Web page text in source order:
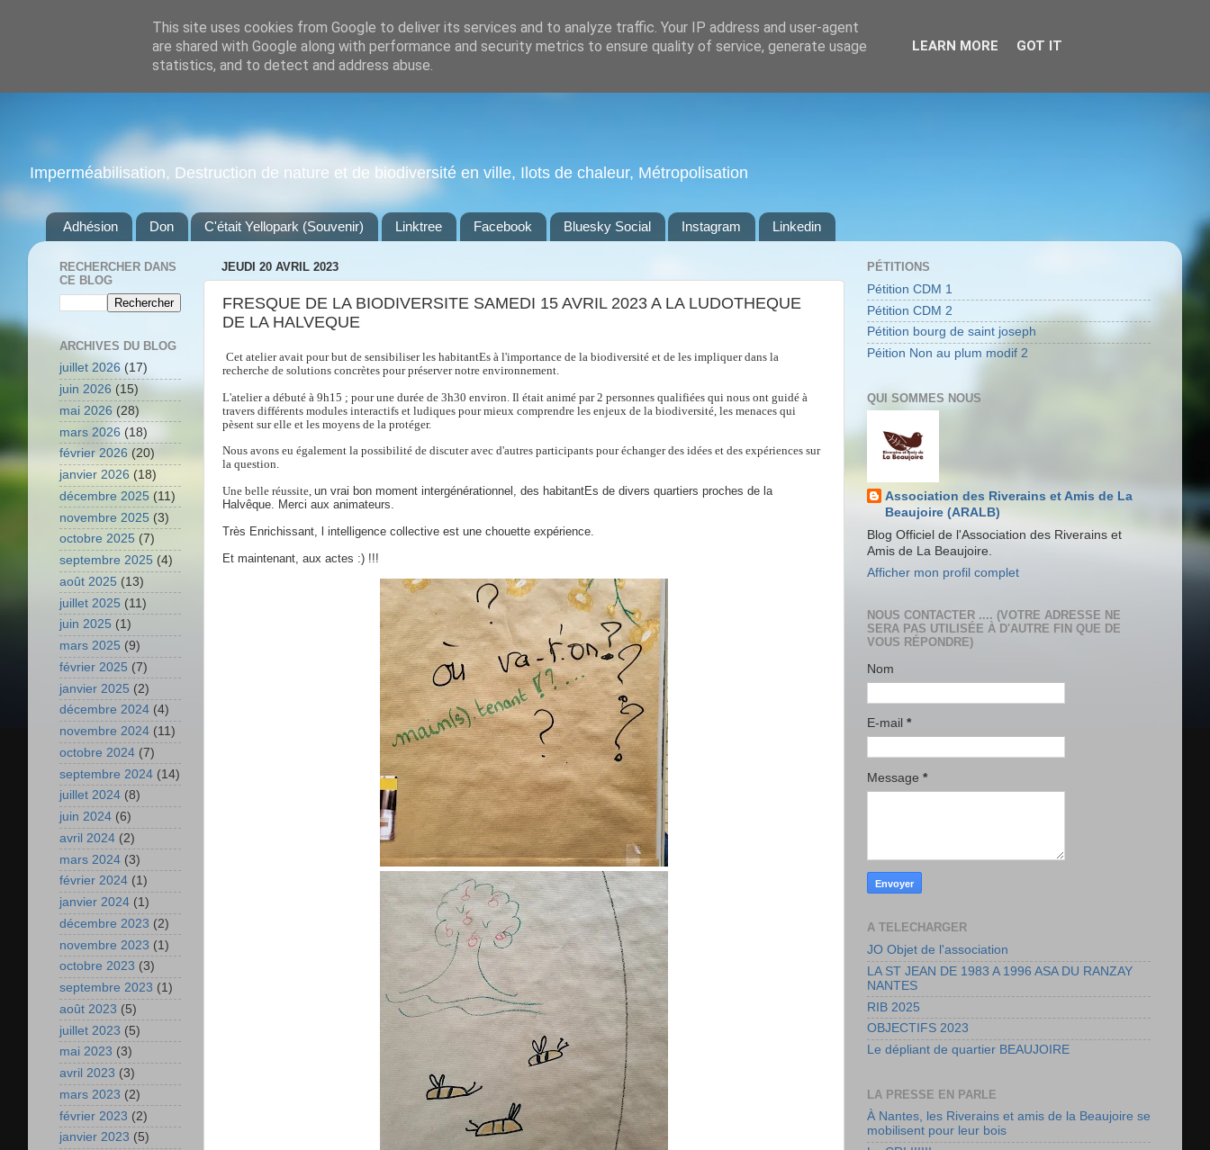
Imperméabilisation, Destruction de nature et de biodiversité en ville, Ilots de chaleur, Métropolisation
Adhésion Don C'était Yellopark (Souvenir) Linktree Facebook Bluesky Social Instagram Linkedin
JEUDI 20 AVRIL 2023
FRESQUE DE LA BIODIVERSITE SAMEDI 15 AVRIL 2023 A LA LUDOTHEQUE
DE LA HALVEQUE
Cet atelier avait pour but de sensibiliser les habitantEs à l'importance de la biodiversité et de les impliquer dans la
recherche de solutions concrètes pour préserver notre environnement.
L'atelier a débuté à 9h15 ; pour une durée de 3h30 environ. Il était animé par 2 personnes qualifiées qui nous ont guidé à
travers différents modules interactifs et ludiques pour mieux comprendre les enjeux de la biodiversité, les menaces qui
pèsent sur elle et les moyens de la protéger.
Nous avons eu également la possibilité de discuter avec d'autres participants pour échanger des idées et des expériences sur
la question.
Une belle réussite, un vrai bon moment intergénérationnel, des habitantEs de divers quartiers proches de la
Halvêque. Merci aux animateurs.
Très Enrichissant, l intelligence collective est une chouette expérience.
Et maintenant, aux actes :) !!!
RECHERCHER DANS
CE BLOG
ARCHIVES DU BLOG
juillet 2026 (17)
juin 2026 (15)
mai 2026 (28)
mars 2026 (18)
février 2026 (20)
janvier 2026 (18)
décembre 2025 (11)
novembre 2025 (3)
octobre 2025 (7)
septembre 2025 (4)
août 2025 (13)
juillet 2025 (11)
juin 2025 (1)
mars 2025 (9)
février 2025 (7)
janvier 2025 (2)
décembre 2024 (4)
novembre 2024 (11)
octobre 2024 (7)
septembre 2024 (14)
juillet 2024 (8)
juin 2024 (6)
avril 2024 (2)
mars 2024 (3)
février 2024 (1)
janvier 2024 (1)
décembre 2023 (2)
novembre 2023 (1)
octobre 2023 (3)
septembre 2023 (1)
août 2023 (5)
juillet 2023 (5)
mai 2023 (3)
avril 2023 (3)
mars 2023 (2)
février 2023 (2)
janvier 2023 (5)
PÉTITIONS
Pétition CDM 1
Pétition CDM 2
Pétition bourg de saint joseph
Péition Non au plum modif 2
QUI SOMMES NOUS
Association des Riverains et Amis de La
Beaujoire (ARALB)
Blog Officiel de l'Association des Riverains et
Amis de La Beaujoire.
Afficher mon profil complet
NOUS CONTACTER .... (VOTRE ADRESSE NE
SERA PAS UTILISÉE À D'AUTRE FIN QUE DE
VOUS RÉPONDRE)
Nom
E-mail *
Message *
A TELECHARGER
JO Objet de l'association
LA ST JEAN DE 1983 A 1996 ASA DU RANZAY
NANTES
RIB 2025
OBJECTIFS 2023
Le dépliant de quartier BEAUJOIRE
LA PRESSE EN PARLE
À Nantes, les Riverains et amis de la Beaujoire se
mobilisent pour leur bois
This site uses cookies from Google to deliver its services and to analyze traffic. Your IP address and user-agent
are shared with Google along with performance and security metrics to ensure quality of service, generate usage
statistics, and to detect and address abuse.
LEARN MORE GOT IT